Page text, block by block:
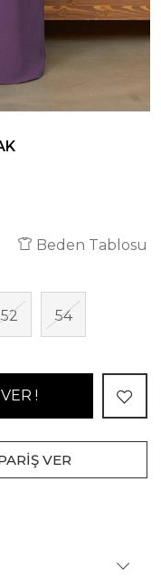
Beden Tablosu
52 54
!
VER